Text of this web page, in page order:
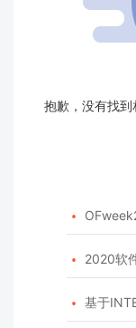
抱歉，没有找

 2020软
 基于